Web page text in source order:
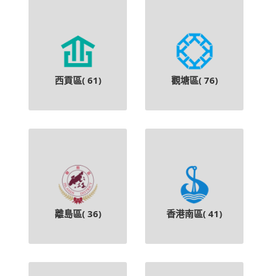
西貢區( 61) 觀塘區( 76)
離島區( 36) 香港南區( 41)